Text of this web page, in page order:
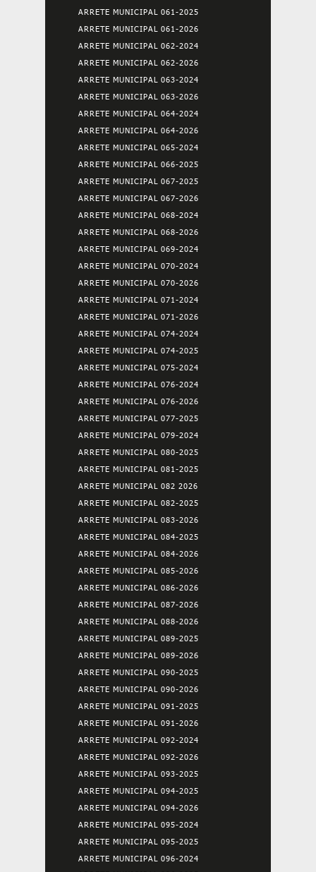
ARRETE MUNICIPAL 061-2025
ARRETE MUNICIPAL 061-2026
ARRETE MUNICIPAL 062-2024
ARRETE MUNICIPAL 062-2026
ARRETE MUNICIPAL 063-2024
ARRETE MUNICIPAL 063-2026
ARRETE MUNICIPAL 064-2024
ARRETE MUNICIPAL 064-2026
ARRETE MUNICIPAL 065-2024
ARRETE MUNICIPAL 066-2025
ARRETE MUNICIPAL 067-2025
ARRETE MUNICIPAL 067-2026
ARRETE MUNICIPAL 068-2024
ARRETE MUNICIPAL 068-2026
ARRETE MUNICIPAL 069-2024
ARRETE MUNICIPAL 070-2024
ARRETE MUNICIPAL 070-2026
ARRETE MUNICIPAL 071-2024
ARRETE MUNICIPAL 071-2026
ARRETE MUNICIPAL 074-2024
ARRETE MUNICIPAL 074-2025
ARRETE MUNICIPAL 075-2024
ARRETE MUNICIPAL 076-2024
ARRETE MUNICIPAL 076-2026
ARRETE MUNICIPAL 077-2025
ARRETE MUNICIPAL 079-2024
ARRETE MUNICIPAL 080-2025
ARRETE MUNICIPAL 081-2025
ARRETE MUNICIPAL 082 2026
ARRETE MUNICIPAL 082-2025
ARRETE MUNICIPAL 083-2026
ARRETE MUNICIPAL 084-2025
ARRETE MUNICIPAL 084-2026
ARRETE MUNICIPAL 085-2026
ARRETE MUNICIPAL 086-2026
ARRETE MUNICIPAL 087-2026
ARRETE MUNICIPAL 088-2026
ARRETE MUNICIPAL 089-2025
ARRETE MUNICIPAL 089-2026
ARRETE MUNICIPAL 090-2025
ARRETE MUNICIPAL 090-2026
ARRETE MUNICIPAL 091-2025
ARRETE MUNICIPAL 091-2026
ARRETE MUNICIPAL 092-2024
ARRETE MUNICIPAL 092-2026
ARRETE MUNICIPAL 093-2025
ARRETE MUNICIPAL 094-2025
ARRETE MUNICIPAL 094-2026
ARRETE MUNICIPAL 095-2024
ARRETE MUNICIPAL 095-2025
ARRETE MUNICIPAL 096-2024